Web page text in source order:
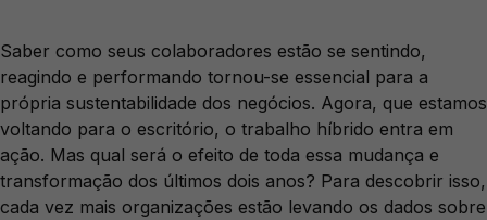
Saber como seus colaboradores estão se sentindo,
reagindo e performando tornou-se essencial para a
própria sustentabilidade dos negócios. Agora, que estamos
voltando para o escritório, o trabalho híbrido entra em
ação. Mas qual será o efeito de toda essa mudança e
transformação dos últimos dois anos? Para descobrir isso,
cada vez mais organizações estão levando os dados sobre